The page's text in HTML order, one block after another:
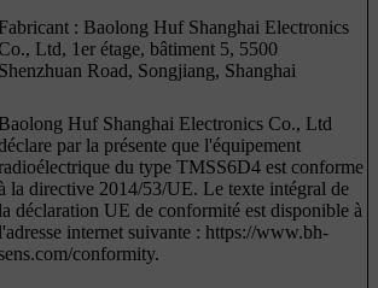
Fabricant : Baolong Huf Shanghai Electronics
Ltd, 1er étage, bâtiment 5, 5500
Shenzhuan Road, Songjiang, Shanghai
Baolong Huf Shanghai Electronics Co., Ltd
par la présente que l'équipement
du type TMSS6D4 est conforme
la directive 2014/53/UE. Le texte intégral de
la déclaration UE de conformité est disponible à
l'adresse internet suivante : https://www.bh-
conformity.